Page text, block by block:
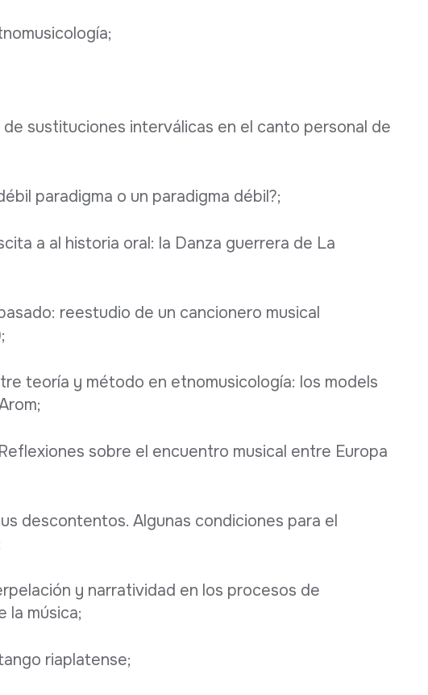
de sustituciones interválicas en el canto personal de
paradigma o un paradigma débil?;
a al historia oral: la Danza guerrera de La
reestudio de un cancionero musical
teoría y método en etnomusicología: los models
sobre el encuentro musical entre Europa
descontentos. Algunas condiciones para el
y narratividad en los procesos de
la música;
riaplatense;